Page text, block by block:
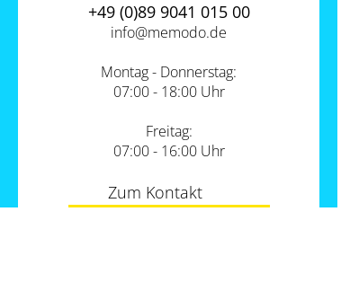
+49 (0)89 9041 015 00
info@memodo.de
Montag - Donnerstag:
07:00 - 18:00 Uhr
Freitag:
07:00 - 16:00 Uhr
Zum Kontakt